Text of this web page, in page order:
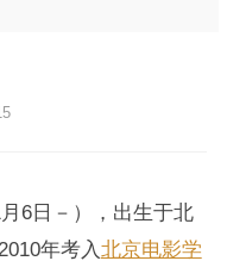
6日－），出生于北
年考入 北京电影学